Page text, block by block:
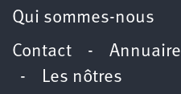
Qui sommes-nous
Contact - Annuaire
- Les nôtres